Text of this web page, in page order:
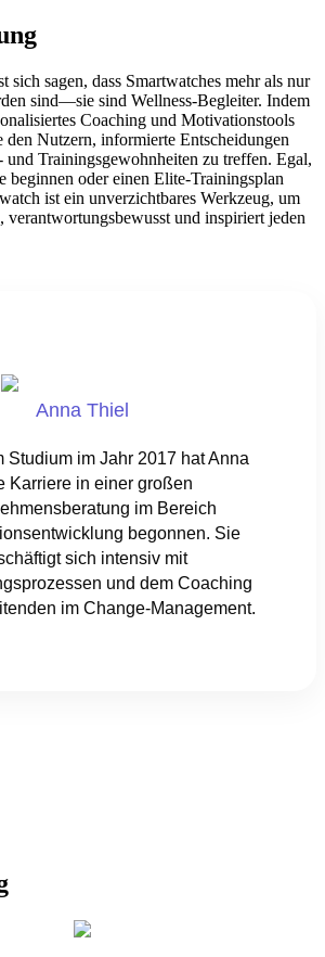
sich sagen, dass Smartwatches mehr als nur
sind—sie sind Wellness-Begleiter. Indem
Coaching und Motivationstools
den Nutzern, informierte Entscheidungen
und Trainingsgewohnheiten zu treffen. Egal,
beginnen oder einen Elite-Trainingsplan
ist ein unverzichtbares Werkzeug, um
verantwortungsbewusst und inspiriert jeden
Anna Thiel
Studium im Jahr 2017 hat Anna
Karriere in einer großen
im Bereich
begonnen. Sie
sich intensiv mit
und dem Coaching
im Change-Management.